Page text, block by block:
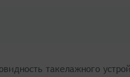
такелажного